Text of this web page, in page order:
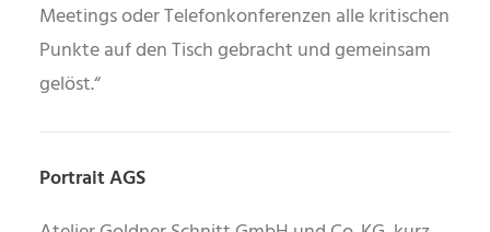
Meetings oder Telefonkonferenzen alle kritischen
Punkte auf den Tisch gebracht und gemeinsam
gelöst.“
Portrait AGS